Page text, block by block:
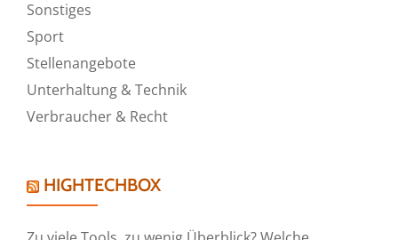
Sonstiges
Sport
Stellenangebote
Unterhaltung & Technik
Verbraucher & Recht
HIGHTECHBOX